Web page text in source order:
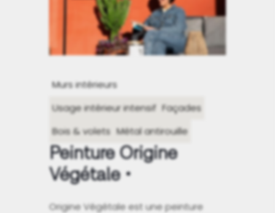
Murs intérieurs
Usage intérieur intensif Façades
Bois & volets Métal antirouille
Peinture Origine
Végétale
Origine Végétale est une peinture